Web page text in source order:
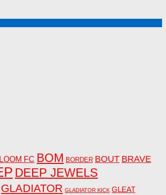
FC BOM BORDER BOUT BRAVE
DEEP JEWELS
GLADIATOR GLADIATOR KICK GLEAT